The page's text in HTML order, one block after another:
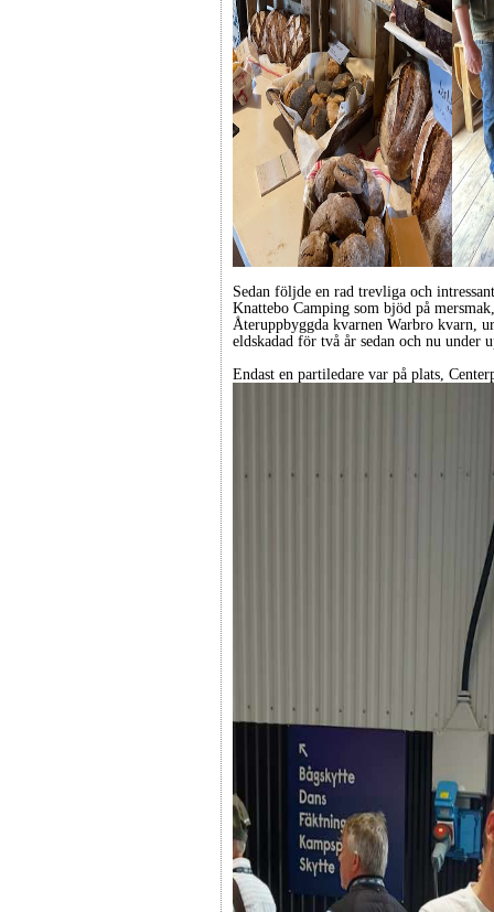
Sedan följde en rad trevliga och
Knattebo Camping som bjöd på
Återuppbyggda kvarnen Warbro kvarn,
eldskadad för två år sedan och nu under
Endast en partiledare var på plats,